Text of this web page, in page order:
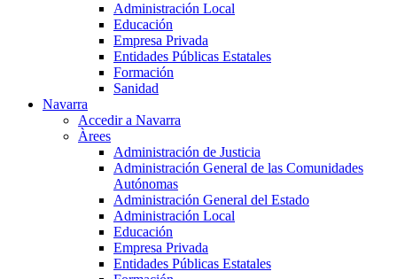
Administración Local
Educación
Empresa Privada
Entidades Públicas Estatales
Formación
Sanidad
Navarra
Accedir a Navarra
Àrees
Administración de Justicia
Administración General de las Comunidades
Autónomas
Administración General del Estado
Administración Local
Educación
Empresa Privada
Entidades Públicas Estatales